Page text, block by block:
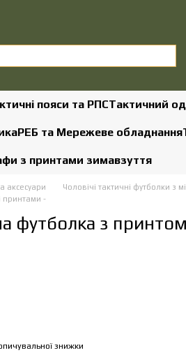
пояси та РПСТактичний
РЕБ та Мережеве обладнання
з принтами зимавзуття
аксесуари
Чоловічі тактичні футболки з
принтами -
футболка з
знижки